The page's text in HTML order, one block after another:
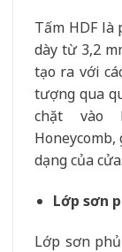
Tấm HDF là
dày từ 3,2
tạo ra với
tượng qua
chặt vào
dạng của cửa.
Lớp sơn
Lớp sơn